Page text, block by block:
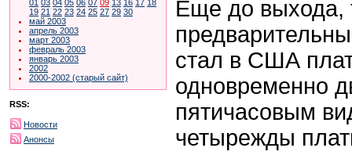
01 03 04 05 06 07 09 13 16 17 18
19 21 22 23 24 25 27 29 30
май 2003
апрель 2003
март 2003
февраль 2003
январь 2003
2002
2000-2002 (старый сайт)
RSS:
Новости
Анонсы
Еще до выхода,
стал в США
одновременно
пятичасовым
четырежды